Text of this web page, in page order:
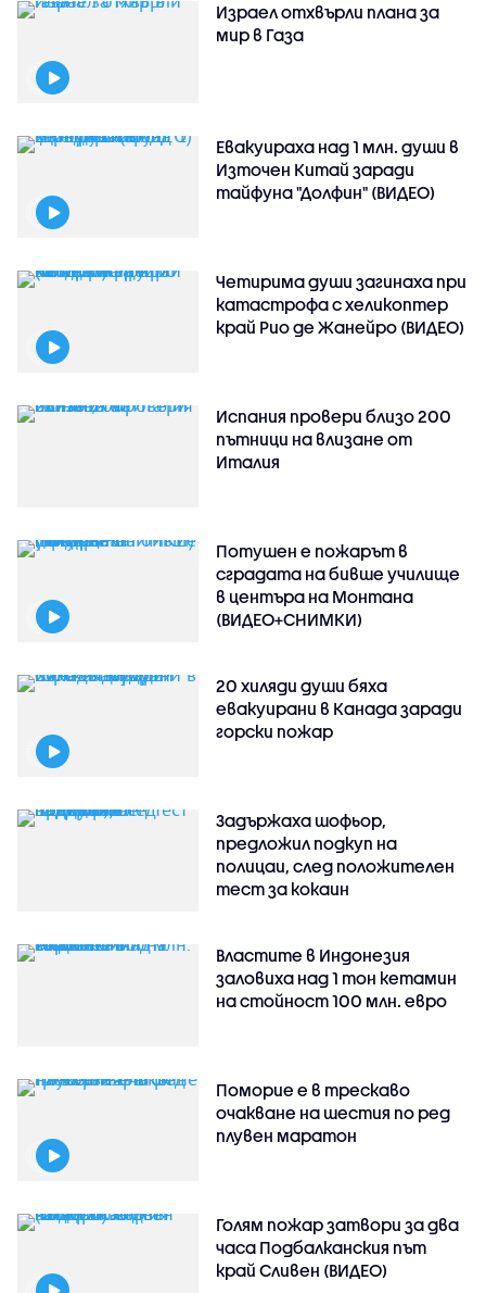
Израел отхвърли плана за
мир в Газа
Евакуираха над 1 млн. души в
Източен Китай заради
тайфуна "Долфин" (ВИДЕО)
Четирима души загинаха при
катастрофа с хеликоптер
край Рио де Жанейро (ВИДЕО)
Испания провери близо 200
пътници на влизане от
Италия
Потушен е пожарът в
сградата на бивше училище
в центъра на Монтана
(ВИДЕО+СНИМКИ)
20 хиляди души бяха
евакуирани в Канада заради
горски пожар
Задържаха шофьор,
предложил подкуп на
полицаи, след положителен
тест за кокаин
Властите в Индонезия
заловиха над 1 тон кетамин
на стойност 100 млн. евро
Поморие е в трескаво
очакване на шестия по ред
плувен маратон
Голям пожар затвори за два
часа Подбалканския път
край Сливен (ВИДЕО)